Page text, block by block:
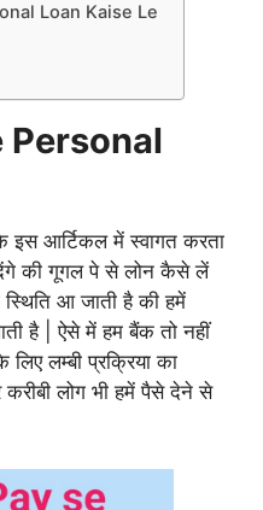
Loan Kaise Le
Personal
आर्टिकल में स्वागत करता
देंगे की गूगल पे से लोन कैसे लें
स्थिति आ जाती है की हमें
है | ऐसे में हम बैंक तो नहीं
लम्बी प्रक्रिया का
लोग भी हमें पैसे देने से